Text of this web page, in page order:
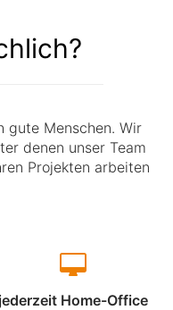
gute Menschen. Wir
denen unser Team
Projekten arbeiten
jederzeit Home-Office